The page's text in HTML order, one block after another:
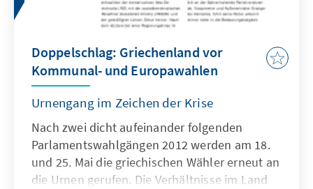
Doppelschlag: Griechenland vor
Kommunal- und Europawahlen
Urnengang im Zeichen der Krise
Nach zwei dicht aufeinander folgenden
Parlamentswahlgängen 2012 werden am 18.
und 25. Mai die griechischen Wähler erneut an
die Urnen gerufen. Die Verhältnisse im Land